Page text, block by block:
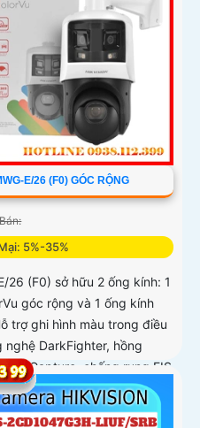
E/26 (F0) GÓC RỘNG
5%-35%
26 (F0) sở hữu 2 ống kính: 1
góc rộng và 1 ống kính
trợ ghi hình màu trong điều
DarkFighter, hồng
Capture, chống rung EIS